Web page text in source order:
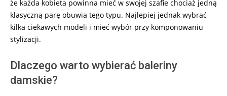
że każda kobieta powinna mieć w swojej szafie chociaż jedną
klasyczną parę obuwia tego typu. Najlepiej jednak wybrać
kilka ciekawych modeli i mieć wybór przy komponowaniu
stylizacji.
Dlaczego warto wybierać baleriny
damskie?